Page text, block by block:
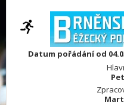
Datum pořádání od